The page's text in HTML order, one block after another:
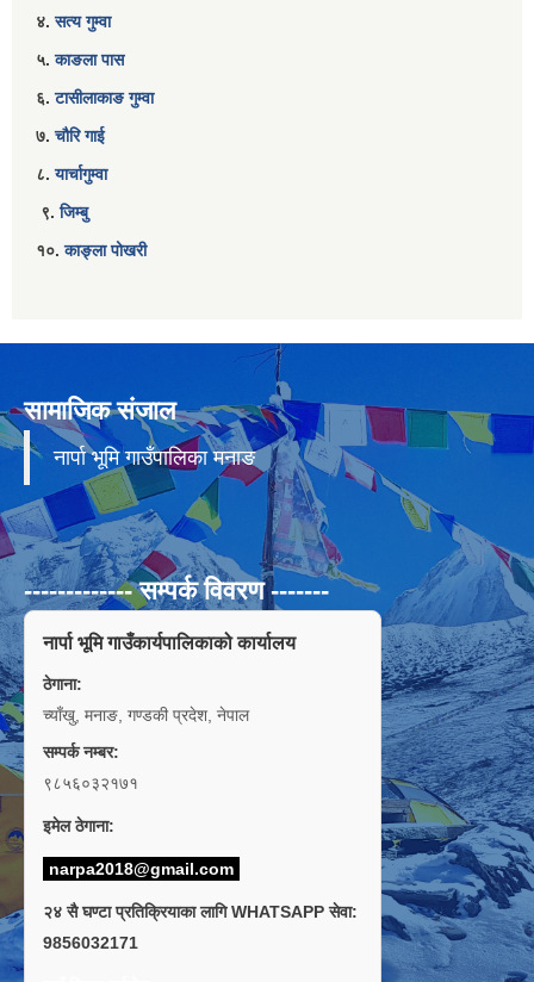
४.सत्य गुम्वा
५.काङला पास
६.टासीलाकाङ गुम्वा
७.चौरि गाई
८.यार्चागुम्वा
९.जिम्बु
१०.काङ्ला पोखरी
सामाजिक संजाल
नार्पा भूमि गाउँपालिका मनाङ
------------- सम्पर्क विवरण -------
नार्पा भूमि गाउँकार्यपालिकाको कार्यालय
ठेगाना:
च्याँखु, मनाङ, गण्डकी प्रदेश, नेपाल
सम्पर्क नम्बर:
९८५६०३२१७१
इमेल ठेगाना:
narpa2018@gmail.com
२४ सै घण्टा प्रतिक्रियाका लागि WHATSAPP सेवा:
9856032171